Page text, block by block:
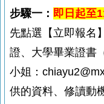
步驟一： 即日起至
先點選【立即報名
證、大學畢業證書
小姐：
供的資料、修讀動